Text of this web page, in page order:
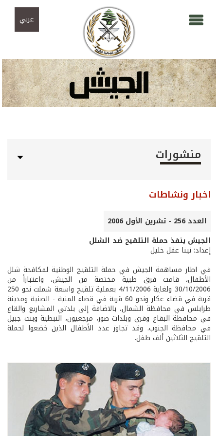
عربي
منشورات
اخبار ونشاطات
العدد 256 - تشرين الأول 2006
الجيش ينفذ حملة التلقيح ضد الشلل
إعداد: نينا عقل خليل
في اطار مساهمة الجيش في حملة التلقيح الوطنية لمكافحة شلل
الأطفال، قامت فرق طبية مختصة من الجيش، واعتباراً من
30/10/2006 ولغاية 4/11/2006 بعملية تلقيح واسعة شملت نحو 250
قرية في قضاء عكار ونحو 60 قرية في قضاء المنية - الضنية ومدينة
طرابلس في محافظة الشمال، بالاضافة إلى بلدتي المشاريع والقاع
في محافظة البقاع وقرى وبلدات صور، مرجعيون، النبطية وبنت جبيل
في محافظة الجنوب. وقد تجاوز عدد الأطفال الذين خضعوا لحملة
التلقيح الثلاثين ألف طفل.